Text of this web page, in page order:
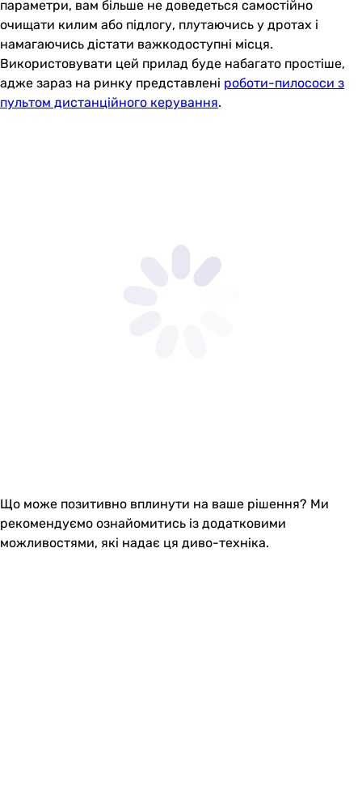
параметри, вам більше не доведеться самостійно
очищати килим або підлогу, плутаючись у дротах і
намагаючись дістати важкодоступні місця.
Використовувати цей прилад буде набагато простіше,
адже зараз на ринку представлені роботи-пилососи з
пультом дистанційного керування.
Що може позитивно вплинути на ваше рішення? Ми
рекомендуємо ознайомитись із додатковими
можливостями, які надає ця диво-техніка.